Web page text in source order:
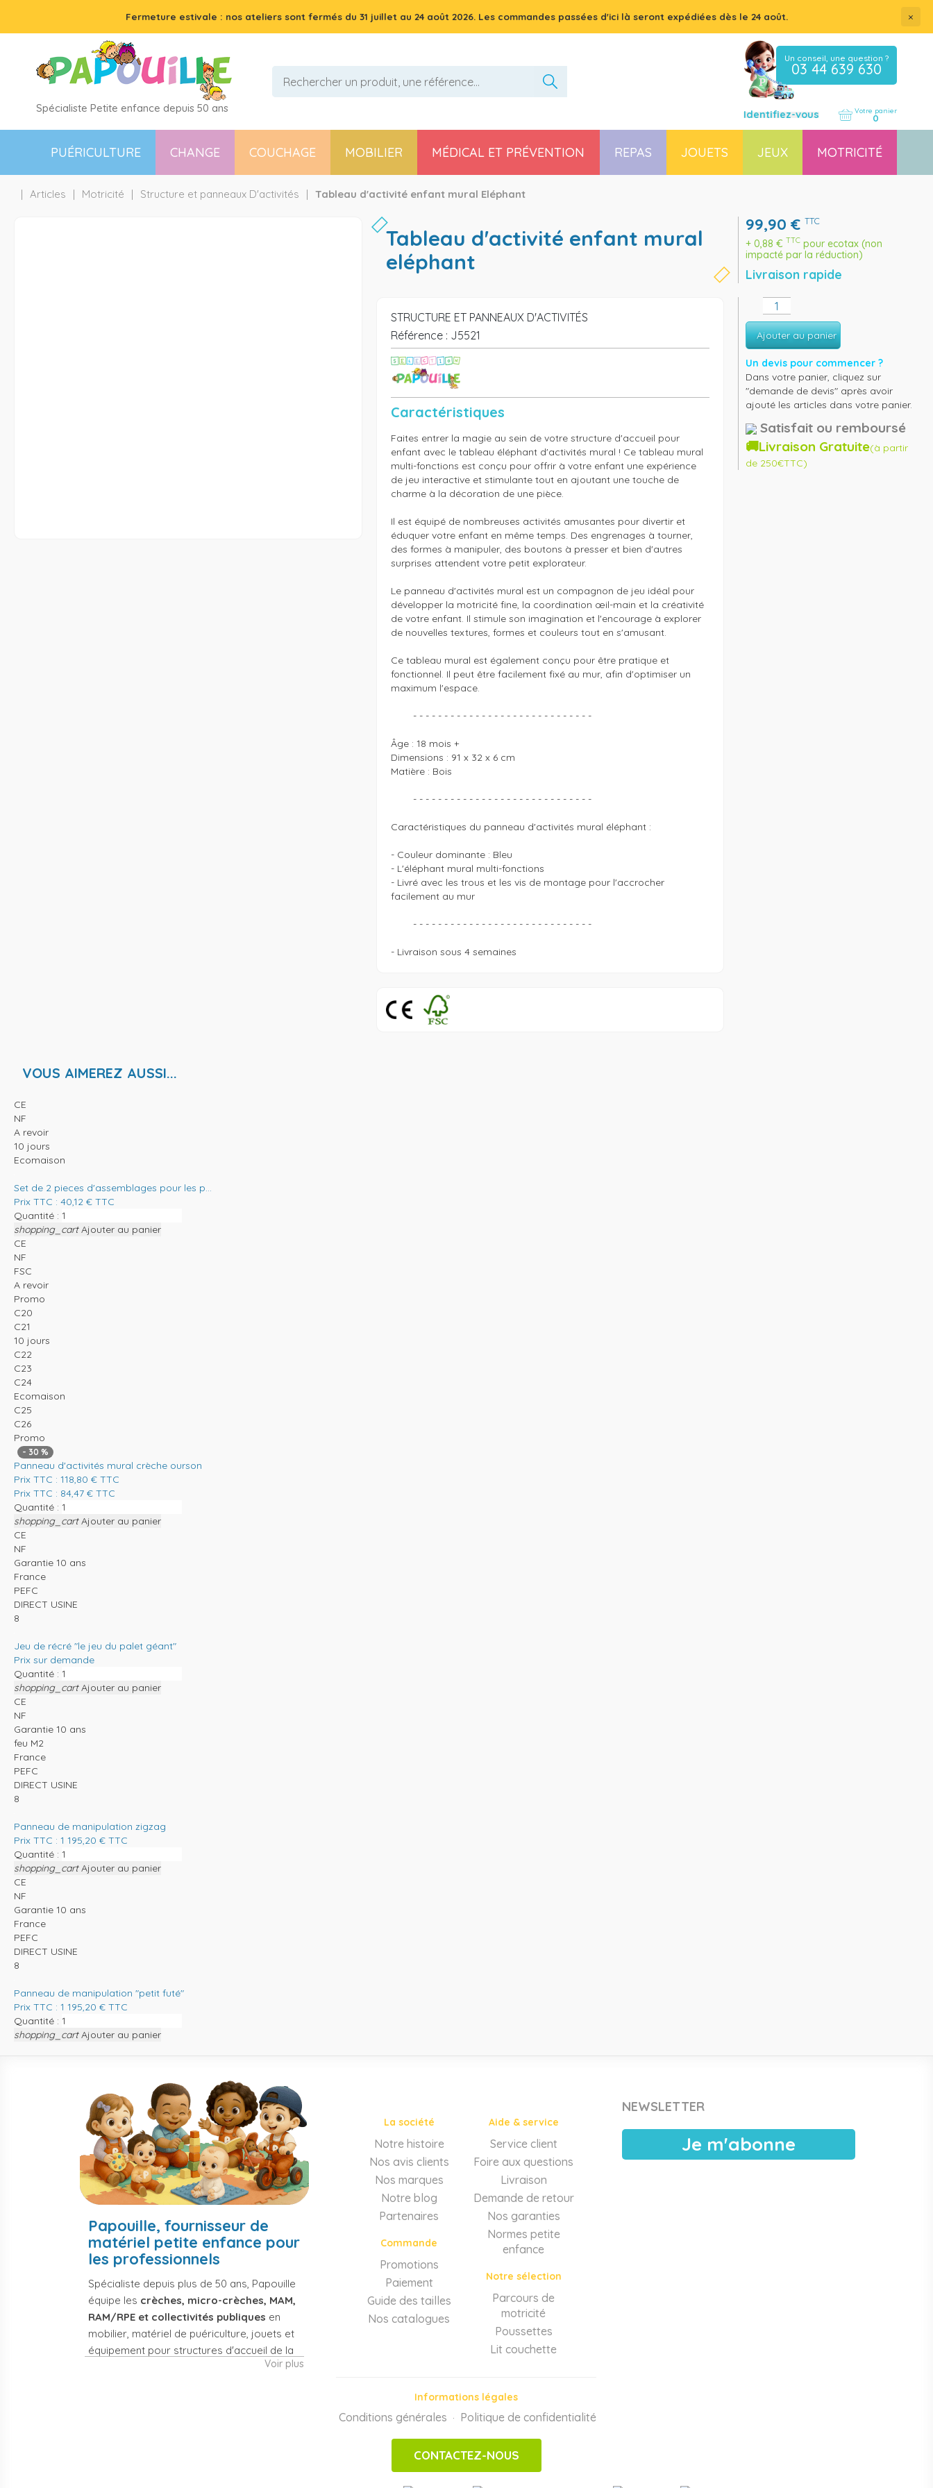
Fermeture estivale : nos ateliers sont fermés du 31 juillet au 24 août 2026. Les commandes passées d'ici là seront expédiées dès le 24 août. ×
Spécialiste Petite enfance depuis 50 ans
Un conseil, une question ?
03 44 639 630
Identifiez-vous Votre panier
0
PUÉRICULTURE CHANGE COUCHAGE MOBILIER MÉDICAL ET PRÉVENTION REPAS JOUETS JEUX MOTRICITÉ
Articles Motricité Structure et panneaux D'activités Tableau d'activité enfant mural Eléphant
tableau d'activité enfant mural
eléphant
99,90€ TTC
+0,88€ TTC pour ecotax (non
impacté par la réduction)
Livraison rapide
STRUCTURE ET PANNEAUX D'ACTIVITÉS
Référence : J5521
Caractéristiques
Faites entrer la magie au sein de votre structure d'accueil pour
enfant avec le tableau éléphant d'activités mural ! Ce tableau mural
multi-fonctions est conçu pour offrir à votre enfant une expérience
de jeu interactive et stimulante tout en ajoutant une touche de
charme à la décoration de une pièce.
Il est équipé de nombreuses activités amusantes pour divertir et
éduquer votre enfant en même temps. Des engrenages à tourner,
des formes à manipuler, des boutons à presser et bien d'autres
surprises attendent votre petit explorateur.
Le panneau d'activités mural est un compagnon de jeu idéal pour
développer la motricité fine, la coordination œil-main et la créativité
de votre enfant. Il stimule son imagination et l'encourage à explorer
de nouvelles textures, formes et couleurs tout en s'amusant.
Ce tableau mural est également conçu pour être pratique et
fonctionnel. Il peut être facilement fixé au mur, afin d'optimiser un
maximum l'espace.
Âge : 18 mois +
Dimensions : 91 x 32 x 6 cm
Matière : Bois
Caractéristiques du panneau d'activités mural éléphant :
- Couleur dominante : Bleu
- L'éléphant mural multi-fonctions
- Livré avec les trous et les vis de montage pour l'accrocher
facilement au mur
Ajouter au panier
Un devis pour commencer ?
Dans votre panier, cliquez sur
"demande de devis" après avoir
ajouté les articles dans votre panier.
Satisfait ou remboursé
🚚Livraison Gratuite(à partir
de 250€TTC)
VOUS AIMEREZ AUSSI...
CE
NF
A revoir
10 jours
Ecomaison
Set de 2 pieces d'assemblages pour les p...
Prix TTC : 40,12 € TTC
Quantité :
shopping_cart Ajouter au panier
CE
NF
FSC
A revoir
Promo
C20
C21
10 jours
C22
C23
C24
Ecomaison
C25
C26
Promo
- 30 %
Panneau d'activités mural crèche ourson
Prix TTC : 118,80 € TTC
Prix TTC : 84,47 € TTC
Quantité :
shopping_cart Ajouter au panier
CE
NF
Garantie 10 ans
France
PEFC
DIRECT USINE
8
Jeu de récré "le jeu du palet géant"
Prix sur demande
Quantité :
shopping_cart Ajouter au panier
CE
NF
Garantie 10 ans
feu M2
France
PEFC
DIRECT USINE
8
Panneau de manipulation zigzag
Prix TTC : 1 195,20 € TTC
Quantité :
shopping_cart Ajouter au panier
CE
NF
Garantie 10 ans
France
PEFC
DIRECT USINE
8
Panneau de manipulation "petit futé"
Prix TTC : 1 195,20 € TTC
Quantité :
shopping_cart Ajouter au panier
Papouille, fournisseur de
matériel petite enfance pour
les professionnels
Spécialiste depuis plus de 50 ans, Papouille
équipe les crèches, micro-crèches, MAM,
RAM/RPE et collectivités publiques en
mobilier, matériel de puériculture, jouets et
équipement pour structures d'accueil de la
Voir plus
La société
Notre histoire
Nos avis clients
Nos marques
Notre blog
Partenaires
Commande
Promotions
Paiement
Guide des tailles
Nos catalogues
Aide & service
Service client
Foire aux questions
Livraison
Demande de retour
Nos garanties
Normes petite
enfance
Notre sélection
Parcours de
motricité
Poussettes
Lit couchette
Informations légales
Conditions générales · Politique de confidentialité
CONTACTEZ-NOUS
NEWSLETTER
Je m'abonne